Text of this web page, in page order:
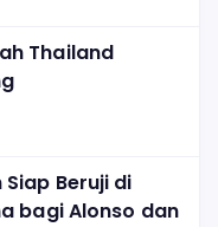
Thailand
Beruji di
bagi Alonso dan